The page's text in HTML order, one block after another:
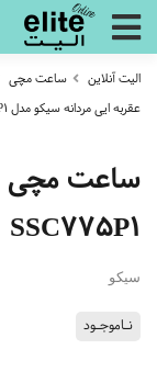
الیت آنلاین ساعت مچی
عقربه ایی مردانه سیکو مدل SSC775P1
ساعت مچی
SSC775P1
سیکو
نـاموجـود